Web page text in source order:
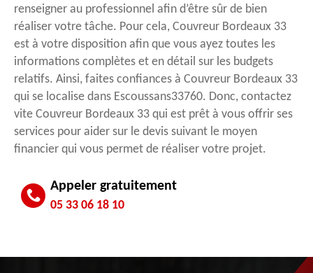
renseigner au professionnel afin d’être sûr de bien
réaliser votre tâche. Pour cela, Couvreur Bordeaux 33
est à votre disposition afin que vous ayez toutes les
informations complètes et en détail sur les budgets
relatifs. Ainsi, faites confiances à Couvreur Bordeaux 33
qui se localise dans Escoussans33760. Donc, contactez
vite Couvreur Bordeaux 33 qui est prêt à vous offrir ses
services pour aider sur le devis suivant le moyen
financier qui vous permet de réaliser votre projet.
Appeler gratuitement
05 33 06 18 10